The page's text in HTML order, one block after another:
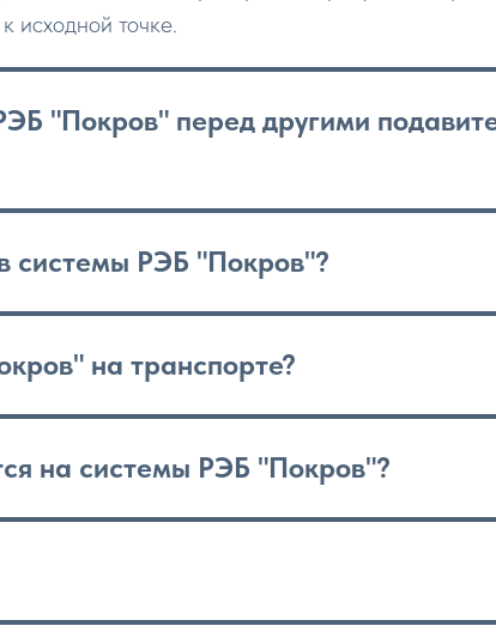
исходной точке.
"Покров" перед другими
системы РЭБ "Покров"?
на транспорте?
на системы РЭБ "Покров"?